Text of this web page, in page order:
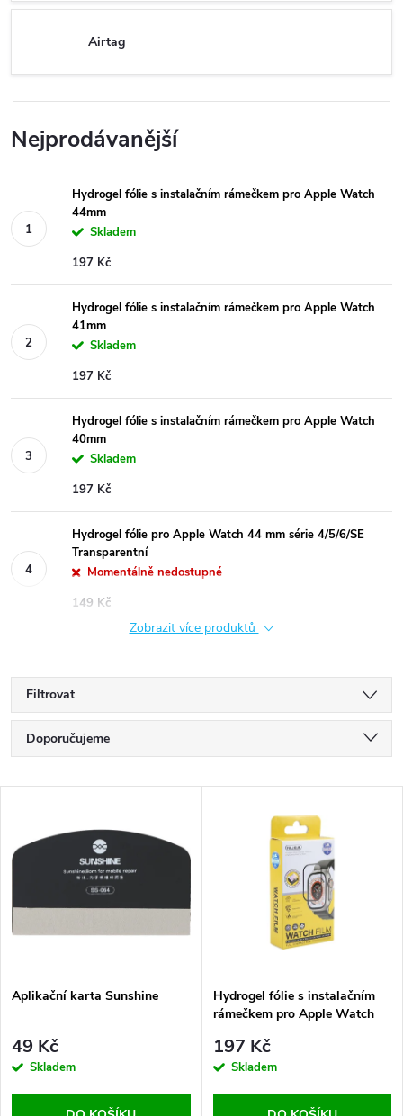
Airtag
Nejprodávanější
Hydrogel fólie s instalačním rámečkem pro Apple Watch
44mm
Skladem
197 Kč
Hydrogel fólie s instalačním rámečkem pro Apple Watch
41mm
Skladem
197 Kč
Hydrogel fólie s instalačním rámečkem pro Apple Watch
40mm
Skladem
197 Kč
Hydrogel fólie pro Apple Watch 44 mm série 4/5/6/SE
Transparentní
Momentálně nedostupné
149 Kč
Zobrazit více produktů
Filtrovat
Ř
a
z
e
n
p
r
o
Doporučujeme
Nejprodávanější
Abecedně
ý
p
i
s
p
r
Aplikační karta Sunshine
49 Kč
Skladem
Hydrogel fólie s instalačním
rámečkem pro Apple Watch
197 Kč
Skladem